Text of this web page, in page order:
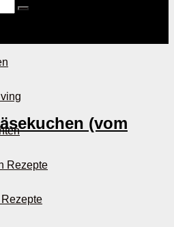
Rezepte
(vom